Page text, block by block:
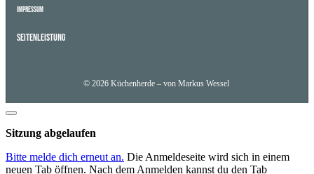
Impressum
Seitenleistung
© 2026 Küchenherde – von Markus Wessel
Dialog
schließen
Sitzung abgelaufen
Bitte melde dich erneut an. Die Anmeldeseite wird sich in einem
neuen Tab öffnen. Nach dem Anmelden kannst du den Tab